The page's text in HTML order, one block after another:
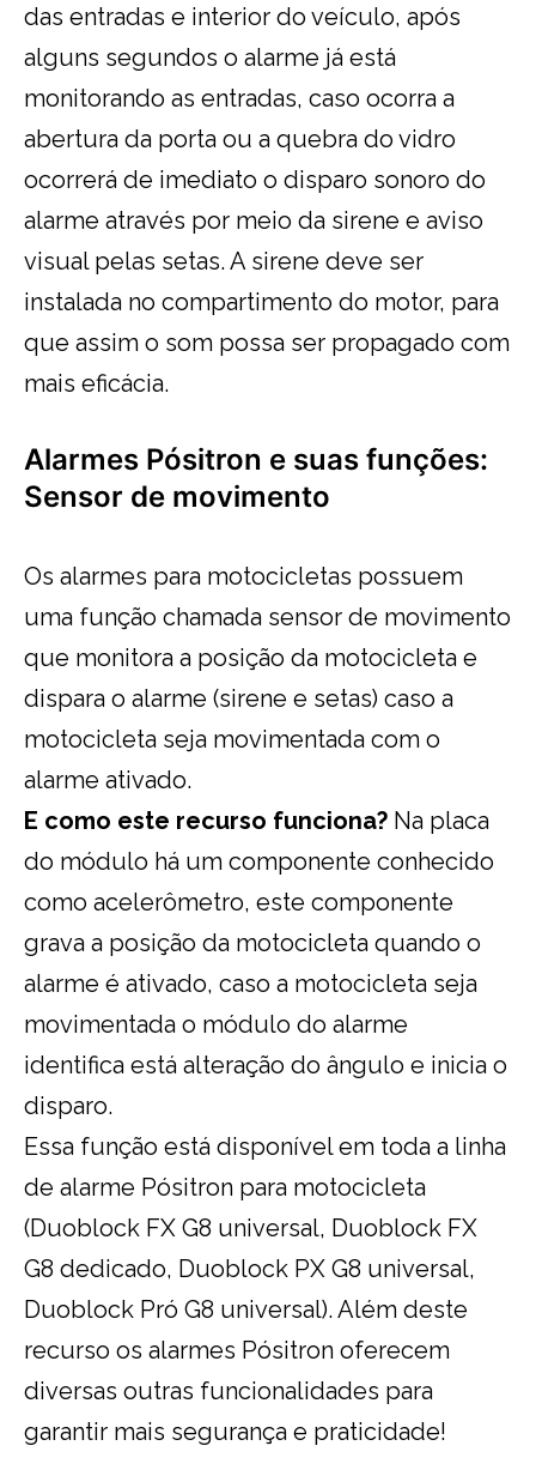
das entradas e interior do veículo, após
alguns segundos o alarme já está
monitorando as entradas, caso ocorra a
abertura da porta ou a quebra do vidro
ocorrerá de imediato o disparo sonoro do
alarme através por meio da sirene e aviso
visual pelas setas. A sirene deve ser
instalada no compartimento do motor, para
que assim o som possa ser propagado com
mais eficácia.
Alarmes Pósitron e suas funções:
Sensor de movimento
Os alarmes para motocicletas possuem
uma função chamada sensor de movimento
que monitora a posição da motocicleta e
dispara o alarme (sirene e setas) caso a
motocicleta seja movimentada com o
alarme ativado.
E como este recurso funciona? Na placa
do módulo há um componente conhecido
como acelerômetro, este componente
grava a posição da motocicleta quando o
alarme é ativado, caso a motocicleta seja
movimentada o módulo do alarme
identifica está alteração do ângulo e inicia o
disparo.
Essa função está disponível em toda a linha
de alarme Pósitron para motocicleta
(Duoblock FX G8 universal, Duoblock FX
G8 dedicado, Duoblock PX G8 universal,
Duoblock Pró G8 universal). Além deste
recurso os alarmes Pósitron oferecem
diversas outras funcionalidades para
garantir mais segurança e praticidade!